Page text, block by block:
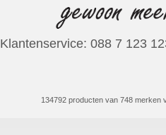
Klantenservice: 088 7 123
134792 producten van 748 merken